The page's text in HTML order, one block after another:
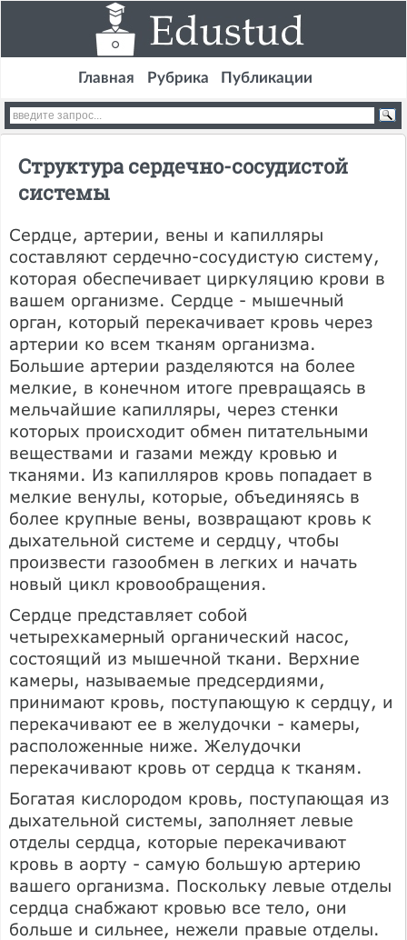
Главная Рубрика Публикации
Структура сердечно-сосудистой
системы
Сердце, артерии, вены и капилляры
составляют сердечно-сосудистую систему,
которая обеспечивает циркуляцию крови в
вашем организме. Сердце - мышечный
орган, который перекачивает кровь через
артерии ко всем тканям организма.
Большие артерии разделяются на более
мелкие, в конечном итоге превращаясь в
мельчайшие капилляры, через стенки
которых происходит обмен питательными
веществами и газами между кровью и
тканями. Из капилляров кровь попадает в
мелкие венулы, которые, объединяясь в
более крупные вены, возвращают кровь к
дыхательной системе и сердцу, чтобы
произвести газообмен в легких и начать
новый цикл кровообращения.
Сердце представляет собой
четырехкамерный органический насос,
состоящий из мышечной ткани. Верхние
камеры, называемые предсердиями,
принимают кровь, поступающую к сердцу, и
перекачивают ее в желудочки - камеры,
расположенные ниже. Желудочки
перекачивают кровь от сердца к тканям.
Богатая кислородом кровь, поступающая из
дыхательной системы, заполняет левые
отделы сердца, которые перекачивают
кровь в аорту - самую большую артерию
вашего организма. Поскольку левые отделы
сердца снабжают кровью все тело, они
больше и сильнее, нежели правые отделы.